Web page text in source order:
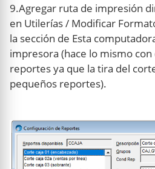
9.Agregar ruta de impresión
en Utilerías / Modificar
la sección de Esta
impresora (hace lo mismo con
reportes ya que la tira del
pequeños reportes).